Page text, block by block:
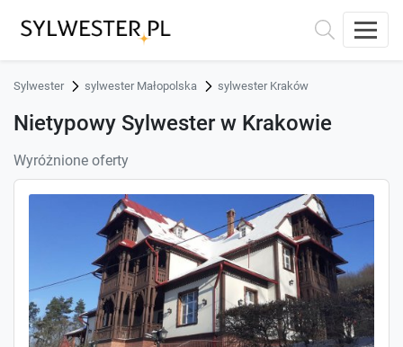
Sylwester sylwester Małopolska sylwester Kraków
Nietypowy Sylwester w Krakowie
Wyróżnione oferty